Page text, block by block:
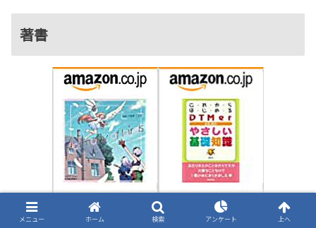
著書
メニュー ホーム 検索 アンケート 上へ